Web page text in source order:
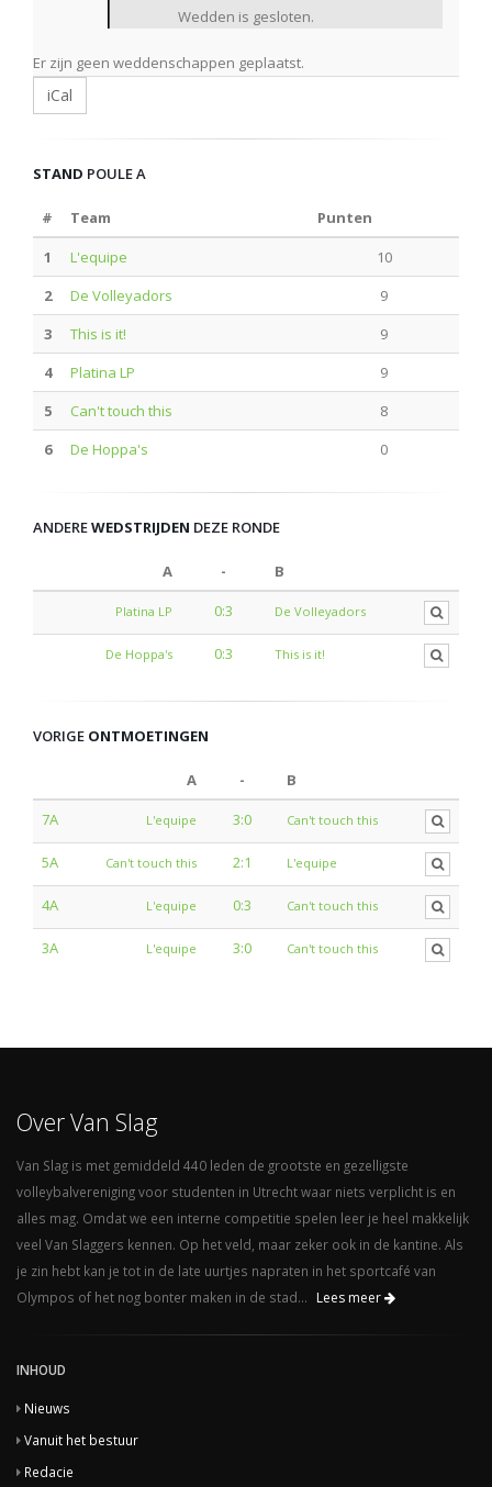
Wedden is gesloten.
Er zijn geen weddenschappen geplaatst.
iCal
STAND POULE A
# Team
Punten
1
L'equipe
10
2
De Volleyadors
9
3
This is it!
9
4
Platina LP
9
5
Can't touch this
8
6
De Hoppa's 0
ANDEREWEDSTRIJDEN DEZE RONDE
A - B
Platina LP 0:3 De Volleyadors
De Hoppa's 0:3 This is it!
VORIGE ONTMOETINGEN
A -
B
7A
L'equipe 3:0 Can't touch this
5A Can't touch this 2:1 L'equipe
4A L'equipe 0:3 Can't touch this
3A L'equipe 3:0 Can't touch this
Over Van Slag
Van Slag is met gemiddeld 440 leden de grootste en gezelligste
volleybalvereniging voor studenten in Utrecht waar niets verplicht is en
alles mag. Omdat we een interne competitie spelen leer je heel makkelijk
veel Van Slaggers kennen. Op het veld, maar zeker ook in de kantine. Als
je zin hebt kan je tot in de late uurtjes napraten in het sportcafé van
Olympos of het nog bonter maken in de stad...
Lees meer
INHOUD
Nieuws
Vanuit het bestuur
Redacie